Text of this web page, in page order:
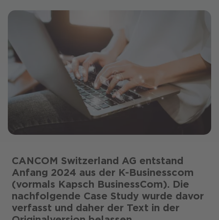
CANCOM Switzerland AG entstand
Anfang 2024 aus der K-Businesscom
(vormals Kapsch BusinessCom). Die
nachfolgende Case Study wurde davor
verfasst und daher der Text in der